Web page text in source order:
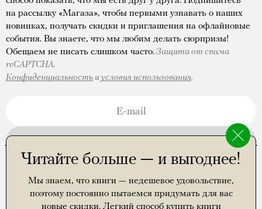
на рассылку «Магаза», чтобы первыми узнавать о наших
новинках, получать скидки и приглашения на офлайновые
события. Вы знаете, что мы любим делать сюрпризы!
Обещаем не писать слишком часто.Защита от спама
reCAPTCHA.
Конфиденциальностьиусловия использования.
Правила доставки
Самые частые вопросы о доставке
Где еще можно купить наши книги
Читайте больше — и выгоднее!
Мы знаем, что книги — недешевое удовольствие,
поэтому постоянно пытаемся придумать для вас
новые скидки. Легкий способ купить книги